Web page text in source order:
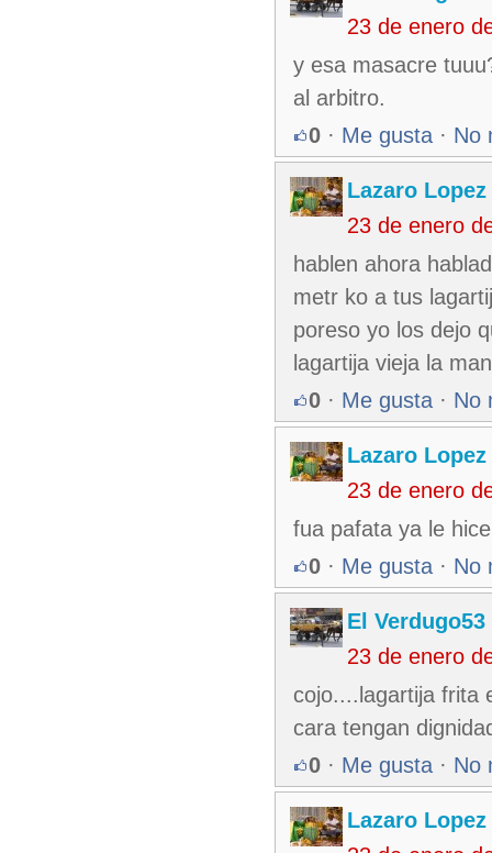
23 de enero
y esa masacre
al arbitro.
0 · Me gusta · No
Lazaro Lopez
23 de enero
hablen ahora
metr ko a tus
poreso yo los dejo
lagartija vieja la
0 · Me gusta · No
Lazaro Lopez
23 de enero
fua pafata ya le
0 · Me gusta · No
El Verdugo53
23 de enero
cojo....lagartija frita
cara tengan
0 · Me gusta · No
Lazaro Lopez